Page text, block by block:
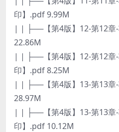
印】.pdf 9.99M
| | ├──【第4版】12-第12章
22.86M
| | ├──【第4版】12-第12章
印】.pdf 8.25M
| | ├──【第4版】13-第13章
28.97M
| | ├──【第4版】13-第13章
印】.pdf 10.12M